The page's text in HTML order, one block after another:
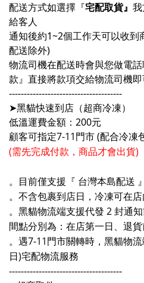
配送方式如選擇『宅配取貨』
給客人
通知後約1~2個工作天可以收到
配送除外)
物流司機在配送時會與您做電
款』直接將款項交給物流司機即
--------------------------------------
➤黑貓快速到店（超商冷凍）
低溫運費金額：200元
顧客可指定7-11門市 (配合冷凍
(需先完成付款，商品才會出貨)
。目前僅支援『 台灣本島配送 』
。不含包裹到店日，冷凍可在店
。黑貓物流端支援代發 2 封通
間點分別為：在店第一日、退
。遇7-11門市關轉時，黑貓物
日)宅配物流服務
--------------------------------------